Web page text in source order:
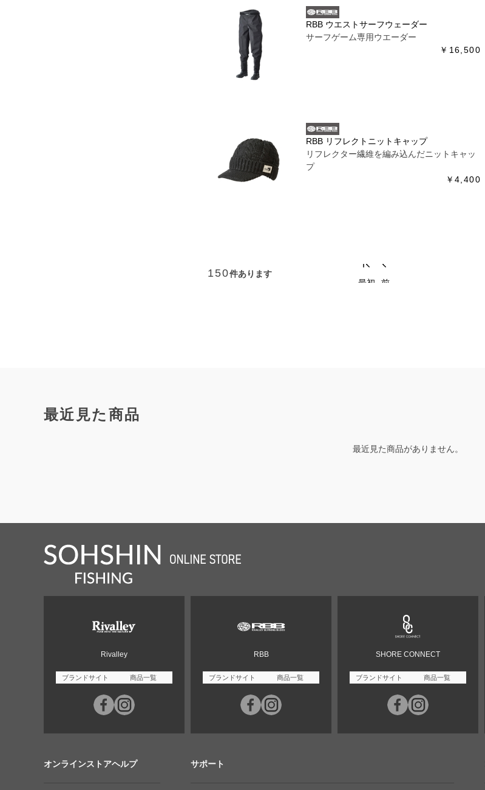
RBB ウエストサーフウェーダー
サーフゲーム専用ウエーダー
￥16,500
RBB リフレクトニットキャップ
リフレクター繊維を編み込んだニットキャッ
プ
￥4,400
150件あります
最初
前
最近見た商品
最近見た商品がありません。
Rivalley
ブランドサイト 商品一覧
RBB
ブランドサイト 商品一覧
SHORE CONNECT
ブランドサイト 商品一覧
オンラインストアヘルプ サポート